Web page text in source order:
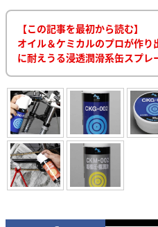
【この記事を最初から読む】
オイル＆ケミカルのプロが作
に耐えうる浸透潤滑系缶スプ